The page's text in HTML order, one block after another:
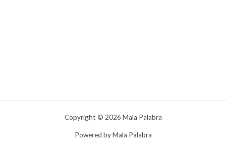
Copyright © 2026 Mala Palabra
Powered by Mala Palabra